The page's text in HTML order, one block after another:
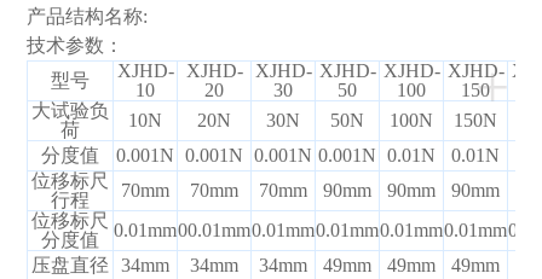
产品结构名称:
技术参数：
+
型号
XJHD-
10
XJHD-
20
XJHD-
30
XJHD-
50
XJHD-
100
XJHD-
150
大试验负
荷
10N 20N 30N 50N 100N 150N
分度值
0.001N 0.001N 0.001N 0.001N 0.01N 0.01N
位移标尺
行程
70mm 70mm 70mm 90mm 90mm 90mm
位移标尺
分度值
0.01mm00.01mm0.01mm0.01mm0.01mm0.01mm
压盘直径
34mm 34mm 34mm 49mm 49mm 49mm